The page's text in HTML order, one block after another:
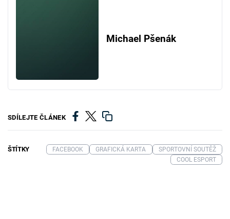
Michael Pšenák
SDÍLEJTE ČLÁNEK
ŠTÍTKY FACEBOOK GRAFICKÁ KARTA
SPORTOVNÍ SOUTĚŽ
COOL ESPORT